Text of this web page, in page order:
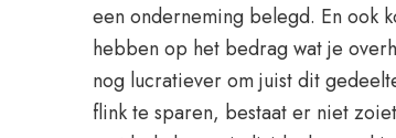
een onderneming belegd. En ook
hebben op het bedrag wat je
nog lucratiever om juist dit
flink te sparen, bestaat er niet